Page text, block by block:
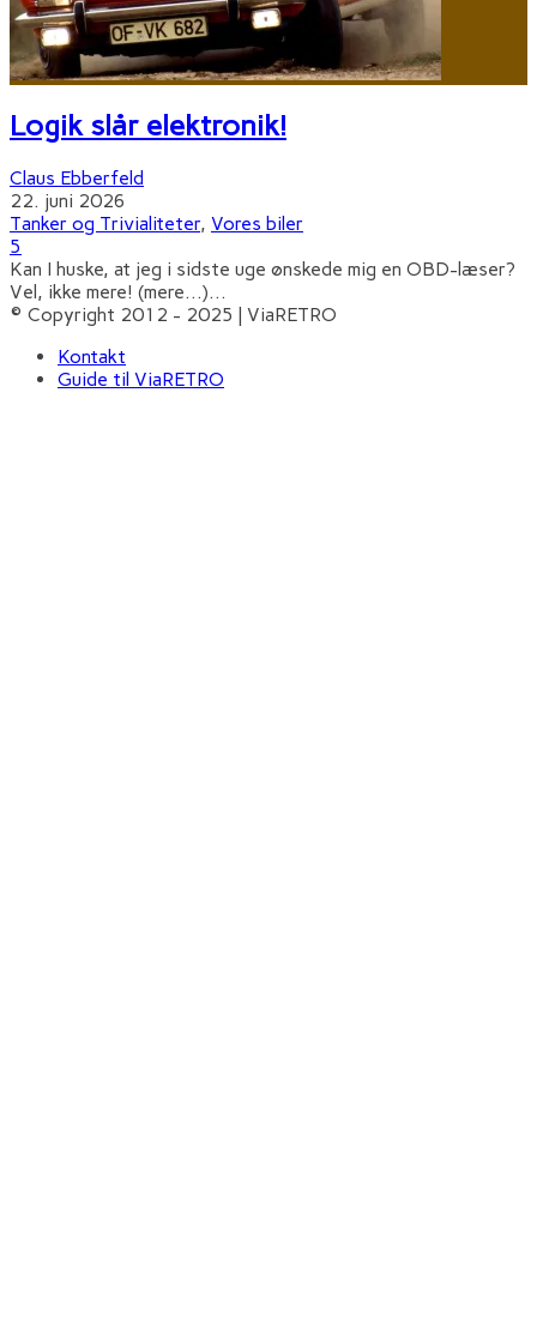
Logik slår elektronik!
Claus Ebberfeld
22. juni 2026
Tanker og Trivialiteter, Vores biler
5
Kan I huske, at jeg i sidste uge ønskede mig en OBD-læser?
Vel, ikke mere! (mere…)...
© Copyright 2012 - 2025 | ViaRETRO
Kontakt
Guide til ViaRETRO